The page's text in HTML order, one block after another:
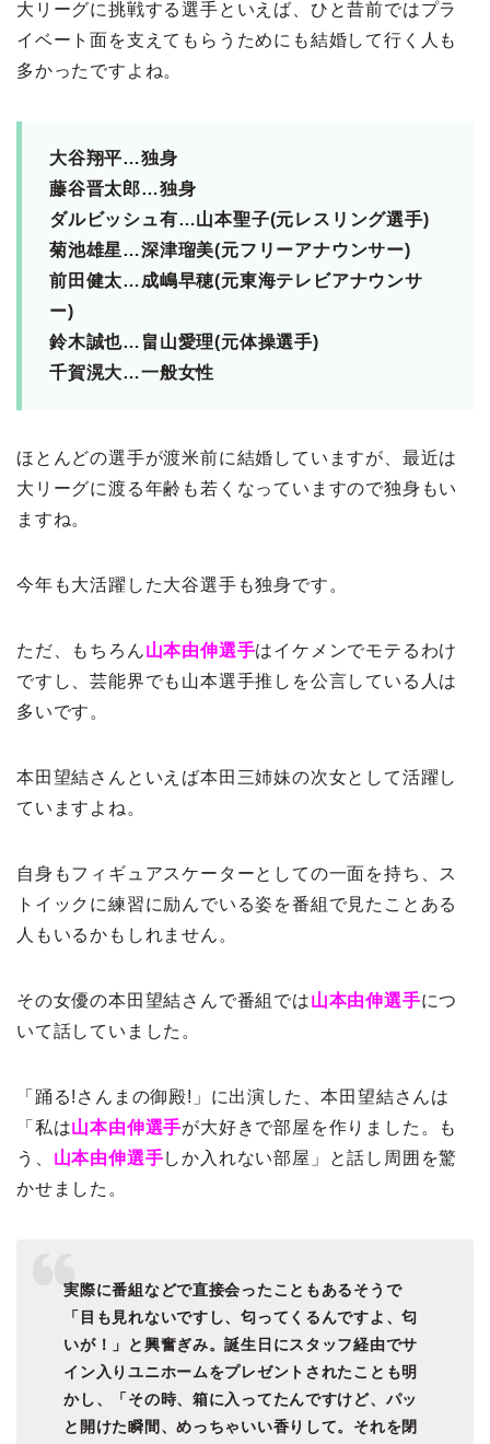
大リーグに挑戦する選手といえば、ひと昔前ではプラ
イベート面を支えてもらうためにも結婚して行く人も
多かったですよね。
大谷翔平…独身
藤谷晋太郎…独身
ダルビッシュ有…山本聖子(元レスリング選手)
菊池雄星…深津瑠美(元フリーアナウンサー)
前田健太…成嶋早穂(元東海テレビアナウンサ
ー)
鈴木誠也…畠山愛理(元体操選手)
千賀滉大…一般女性
ほとんどの選手が渡米前に結婚していますが、最近は
大リーグに渡る年齢も若くなっていますので独身もい
ますね。
今年も大活躍した大谷選手も独身です。
ただ、もちろん山本由伸選手はイケメンでモテるわけ
ですし、芸能界でも山本選手推しを公言している人は
多いです。
本田望結さんといえば本田三姉妹の次女として活躍し
ていますよね。
自身もフィギュアスケーターとしての一面を持ち、ス
トイックに練習に励んでいる姿を番組で見たことある
人もいるかもしれません。
その女優の本田望結さんで番組では山本由伸選手につ
いて話していました。
「踊る!さんまの御殿!」に出演した、本田望結さんは
「私は山本由伸選手が大好きで部屋を作りました。も
う、 山本由伸選手しか入れない部屋」と話し周囲を驚
かせました。
実際に番組などで直接会ったこともあるそうで
「目も見れないですし、匂ってくるんですよ、匂
いが！」と興奮ぎみ。誕生日にスタッフ経由でサ
イン入りユニホームをプレゼントされたことも明
かし、「その時、箱に入ってたんですけど、パッ
と開けた瞬間、めっちゃいい香りして。それを閉